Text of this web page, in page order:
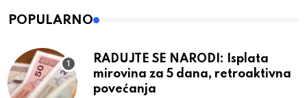
POPULARNO
RADUJTE SE NARODI: Isplata
mirovina za 5 dana, retroaktivna
povećanja